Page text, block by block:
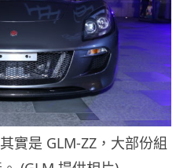
實是 GLM-ZZ，大部份組